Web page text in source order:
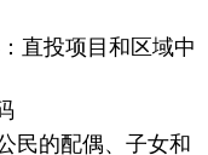
直投项目和区域中
民的配偶、子女和